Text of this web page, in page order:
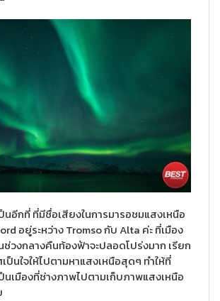
อีกที่ ที่มีชื่อเสียงในการมารอชมแสงเหนือ
อยู่ระหว่าง Tromso กับ Alta ค่ะ ที่เมือง
วงกลางคืนท้องฟ้าจะปลอดโปร่งมาก เรียก
ป็นใจให้ไปตามหาแสงเหนือสุดๆ ทำให้ที่
เมืองที่ช่างภาพไปตามเก็บภาพแสงเหนือ